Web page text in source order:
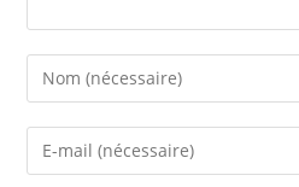
Enter
your
name
Enter
your